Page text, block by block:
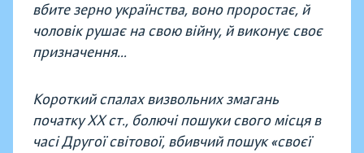
вбите зерно українства, воно проростає, й
чоловік рушає на свою війну, й виконує своє
призначення...
Короткий спалах визвольних змагань
початку ХХ ст., болючі пошуки свого місця в
часі Другої світової, вбивчий пошук «своєї